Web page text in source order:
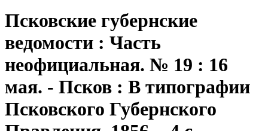
Псковские губернские
ведомости : Часть
неофициальная. № 19 : 16
мая. - Псков : В типографии
Псковского Губернского